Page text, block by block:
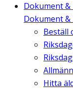
Dokument &
Dokument &
Beställ
Hitta